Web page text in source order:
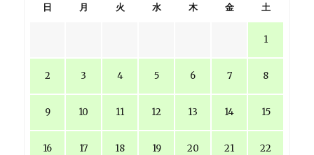
日 月 火 水 木 金 土
1
2 3 4 5 6 7 8
9 10 11 12 13 14 15
16 17 18 19 20 21 22